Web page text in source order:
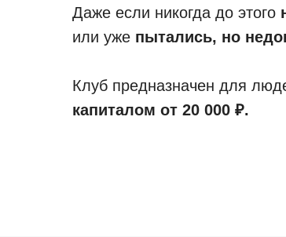
Даже если никогда до этого
или уже пытались, но
Клуб предназначен для
капиталом от 20 000 ₽.